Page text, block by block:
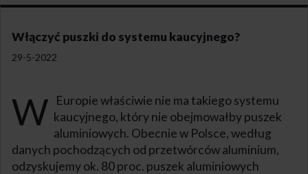
Włączyć puszki do systemu kaucyjnego?
29-5-2022
W
Europie właściwie nie ma takiego systemu
kaucyjnego, który nie obejmowałby puszek
aluminiowych. Obecnie w Polsce, według
danych pochodzących od przetwórców aluminium,
odzyskujemy ok. 80 proc. puszek aluminiowych